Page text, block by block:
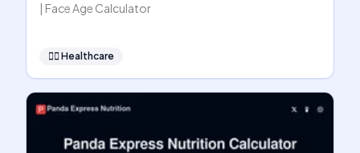
| Face Age Calculator
👩‍⚕️ Healthcare